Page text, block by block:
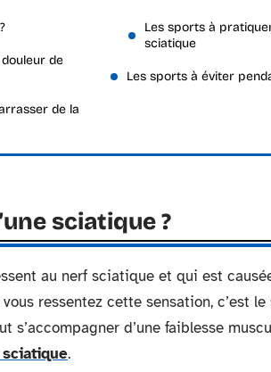
de
de la
Les sports à
sciatique
Les sports à éviter
sciatique ?
au nerf sciatique et qui est
ressentez cette sensation, c’est
s’accompagner d’une faiblesse
.